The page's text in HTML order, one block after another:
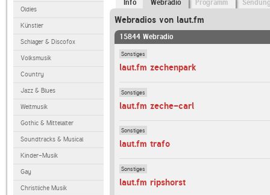
Oldies
Künstler
Schlager & Discofox
Volksmusik
Country
Jazz & Blues
Weltmusik
Gothic & Mittelalter
Soundtracks & Musical
Kinder-Musik
Gay
Christliche Musik
Info Webradio Programm
Webradios von laut.fm
15844 Webradio
Sonstiges
laut.fm zechenpark
Sonstiges
laut.fm zeche-carl
Sonstiges
laut.fm trafo
Sonstiges
laut.fm ripshorst